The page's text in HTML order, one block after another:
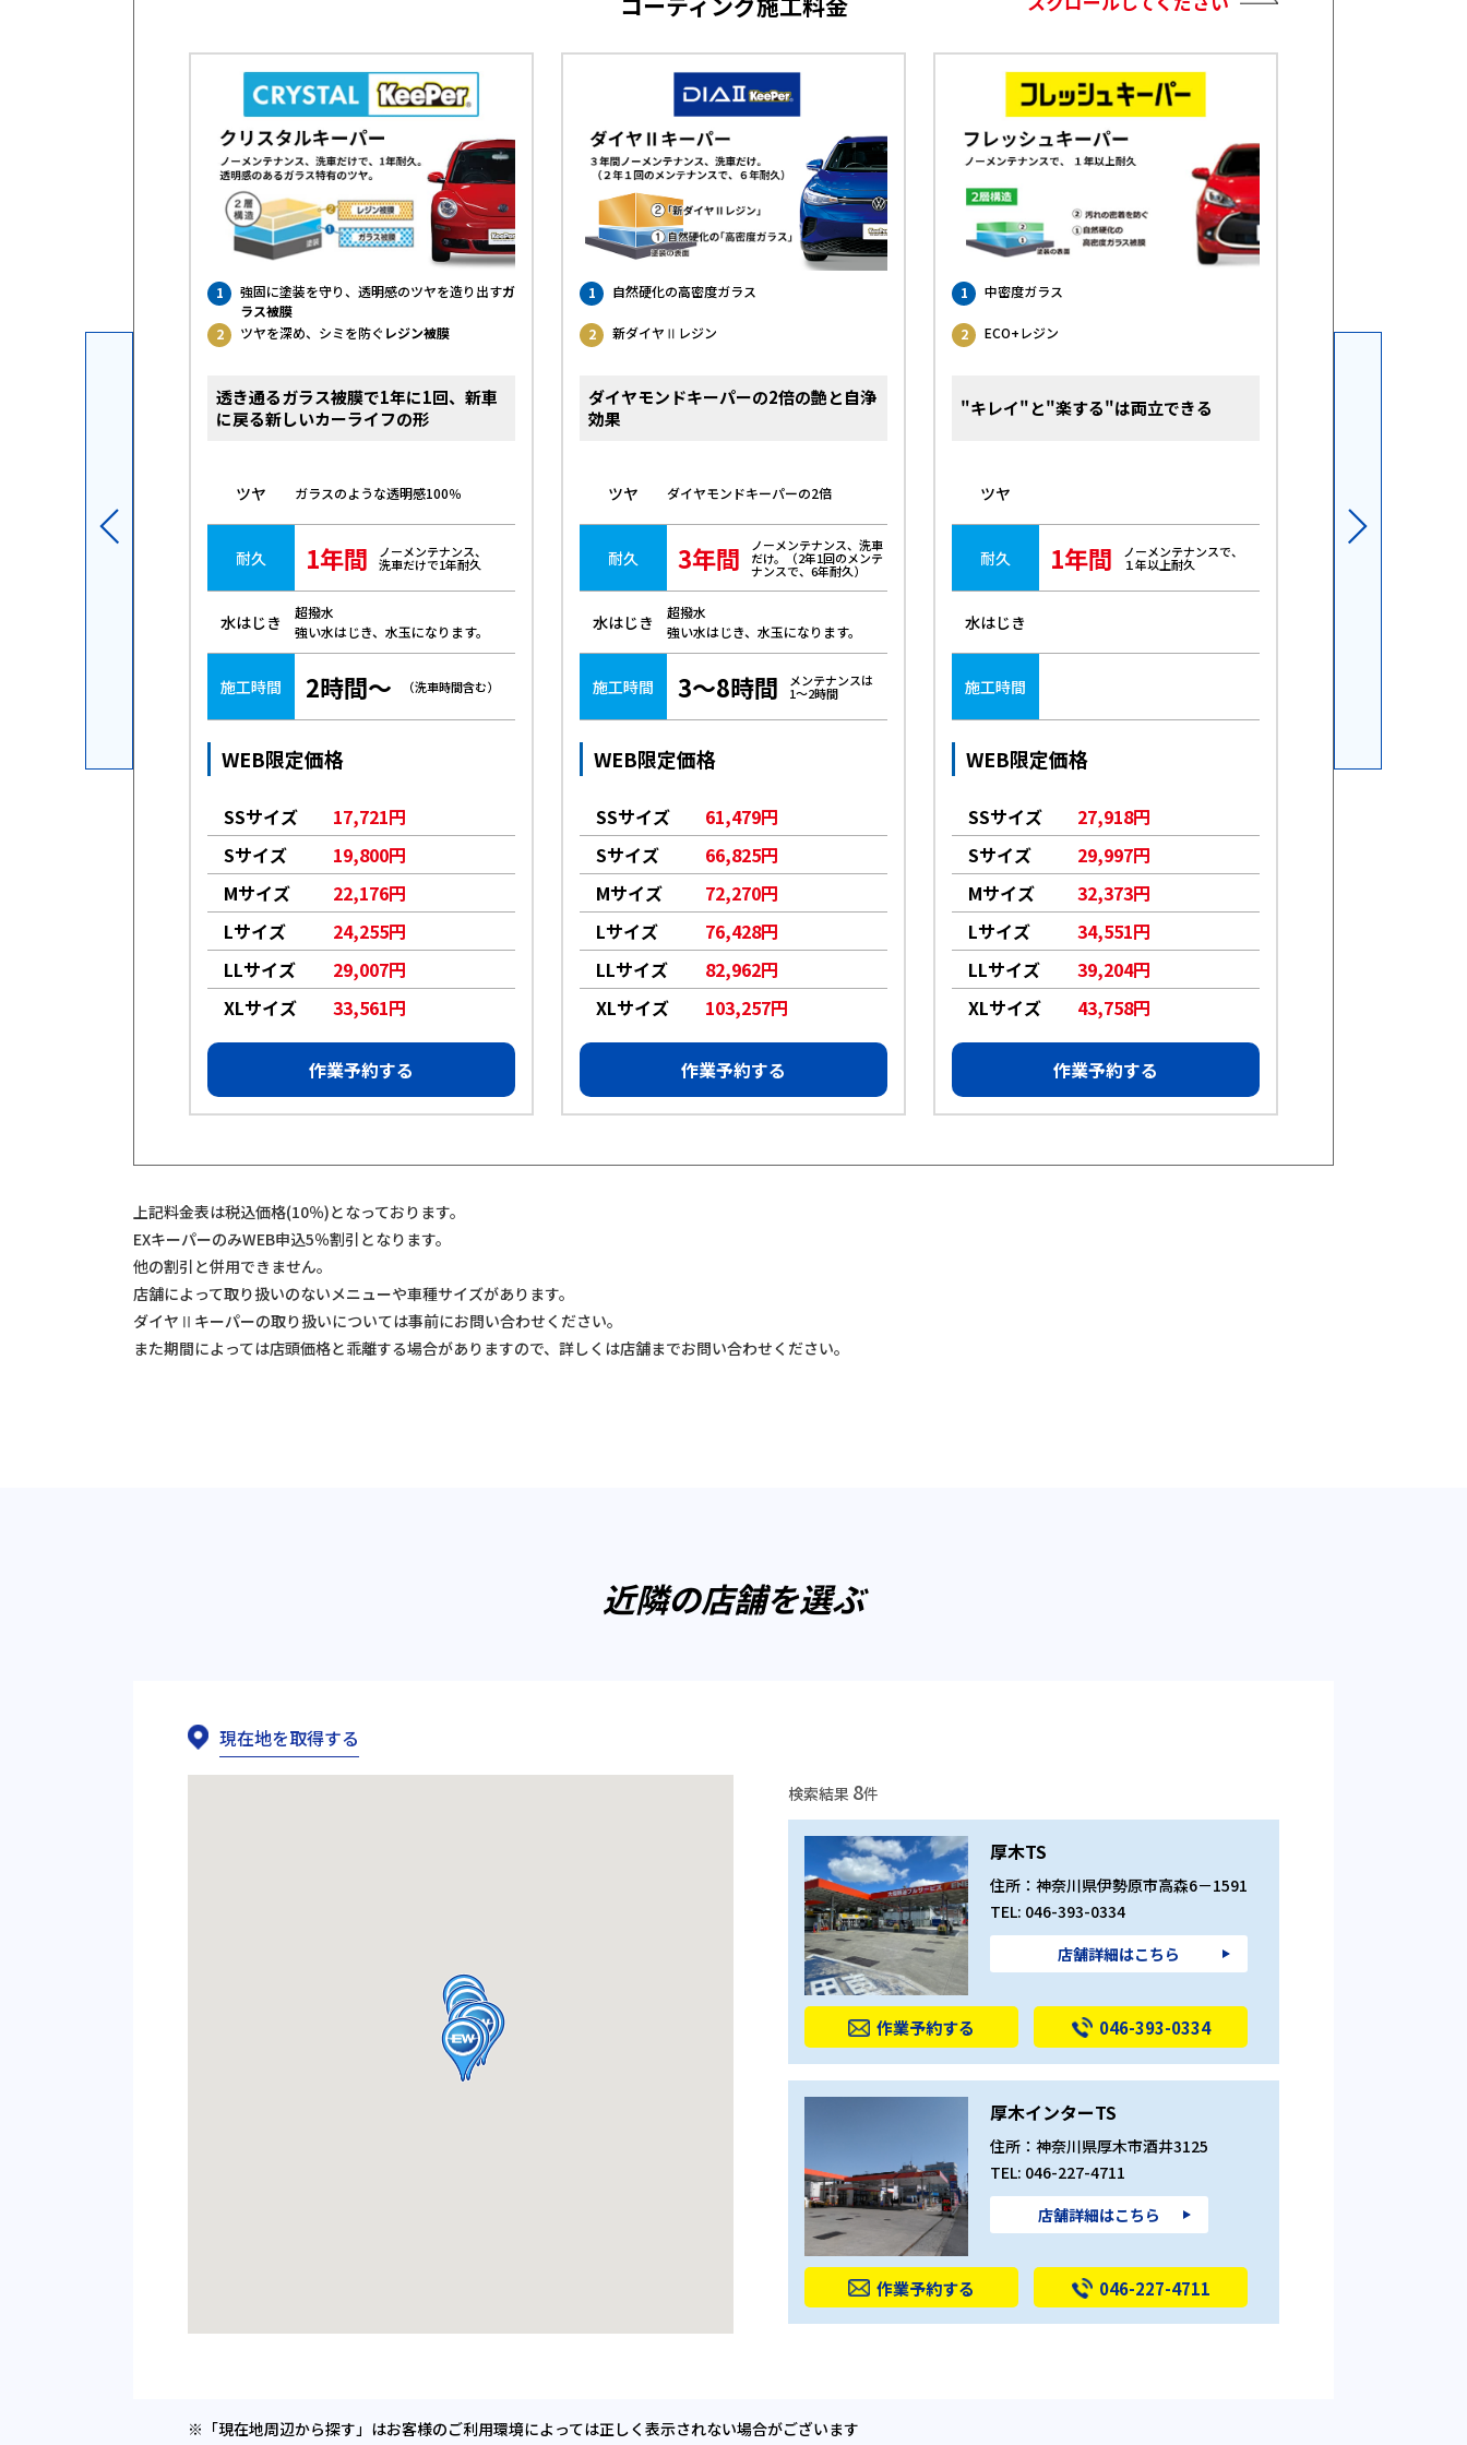
1 強固に塗装を守り、透明感のツヤを造り出すガ
ラス被膜
2
ツヤを深め、シミを防ぐ レジン被膜
透き通るガラス被膜で1年に1回、新車
に戻る新しいカーライフの形
ツヤ ガラスのような透明感100％
耐久 1年間 ノーメンテナンス、
洗車だけで1年耐久
水はじき
超撥水
強い水はじき、水玉になります。
施工時間 2時間～ （洗車時間含む）
WEB限定価格
SSサイズ
17,721円
Sサイズ
19,800円
Mサイズ
22,176円
Lサイズ
24,255円
LLサイズ
29,007円
XLサイズ
33,561円
作業予約する
1 自然硬化の高密度ガラス
2 新ダイヤⅡレジン
ダイヤモンドキーパーの2倍の艶と自浄
効果
ツヤ ダイヤモンドキーパーの2倍
耐久 3年間 ノーメンテナンス、洗車
だけ。（2年1回のメンテ
ナンスで、6年耐久）
水はじき
超撥水
強い水はじき、水玉になります。
施工時間 3～8時間 メンテナンスは
1～2時間
WEB限定価格
SSサイズ
61,479円
Sサイズ
66,825円
Mサイズ
72,270円
Lサイズ
76,428円
LLサイズ
82,962円
XLサイズ
103,257円
作業予約する
1 中密度ガラス
2 ECO+レジン
"キレイ"と"楽する"は両立できる
ツヤ
耐久 1年間 ノーメンテナンスで、
１年以上耐久
水はじき
施工時間
WEB限定価格
SSサイズ
27,918円
Sサイズ
29,997円
Mサイズ
32,373円
Lサイズ
34,551円
LLサイズ
39,204円
XLサイズ
43,758円
作業予約する
2 高密度ガラス被膜
上記料金表は税込価格(10％)となっております。
EXキーパーのみWEB申込5％割引となります。
他の割引と併用できません。
店舗によって取り扱いのないメニューや車種サイズがあります。
ダイヤⅡキーパーの取り扱いについては事前にお問い合わせください。
また期間によっては店頭価格と乖離する場合がありますので、詳しくは店舗までお問い合わせください。
近隣の店舗を選ぶ
現在地を取得する
検索結果 8件
厚木TS
住所：神奈川県伊勢原市高森6－1591
TEL: 046-393-0334
店舗詳細はこちら
作業予約する 046-393-0334
厚木インターTS
住所：神奈川県厚木市酒井3125
TEL: 046-227-4711
店舗詳細はこちら
作業予約する 046-227-4711
※「現在地周辺から探す」はお客様のご利用環境によっては正しく表示されない場合がございます